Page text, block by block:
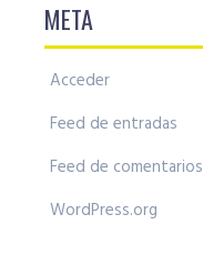
META
Acceder
Feed de entradas
Feed de comentarios
WordPress.org